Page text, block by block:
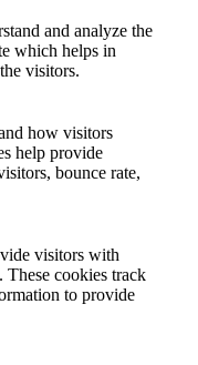
and analyze the
which helps in
visitors.
how visitors
help provide
bounce rate,
visitors with
These cookies track
to provide